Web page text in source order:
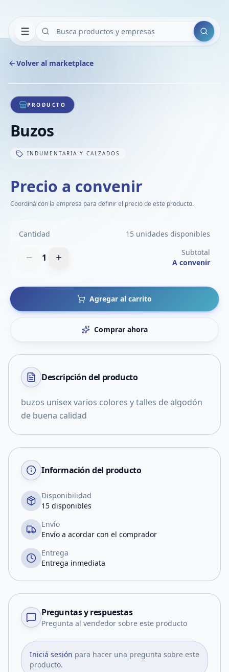
Buscar
Volver al marketplace
1/1
PRODUCTO
Buzos
INDUMENTARIA Y CALZADOS
Precio a convenir
Coordiná con la empresa para definir el precio de este producto.
Cantidad 15 unidades disponibles
1
Subtotal
A convenir
Agregar al carrito
Comprar ahora
Descripción del producto
buzos unisex varios colores y talles de algodón
de buena calidad
Información del producto
Disponibilidad
15 disponibles
Envío
Envío a acordar con el comprador
Entrega
Entrega inmediata
Preguntas y respuestas
Pregunta al vendedor sobre este producto
Iniciá sesión para hacer una pregunta sobre este
producto.